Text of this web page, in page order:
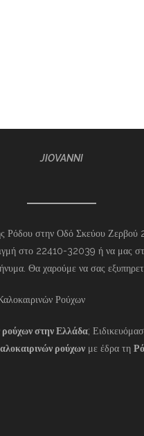
JIOVANNI
Ρόδου στην Οδό Σκεύου Ζερβού
στο 22410-32039 ή να μας
Θα χαρούμε να σας
Ρούχων
ρούχων στην Ελλάδα;
ρούχων με έδρα τη